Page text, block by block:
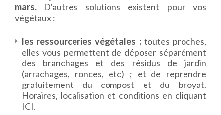
mars. D'autres solutions existent pour vos
végétaux :
les ressourceries végétales :toutes proches,
elles vous permettent de déposer séparément
des branchages et des résidus de jardin
(arrachages, ronces, etc) ; et de reprendre
gratuitement du compost et du broyat.
Horaires, localisation et conditions en cliquant
ICI.